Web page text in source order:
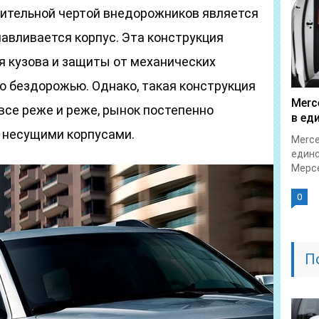
чертой внедорожников является
корпус. Эта конструкция
кузова и защиты от механических
Однако, такая конструкция
реже и реже, рынок постепенно
корпусами.
в
0